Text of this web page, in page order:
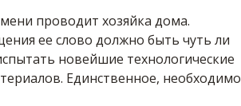
проводит хозяйка дома.
ее слово должно быть чуть ли
новейшие технологические
Единственное, необходимо